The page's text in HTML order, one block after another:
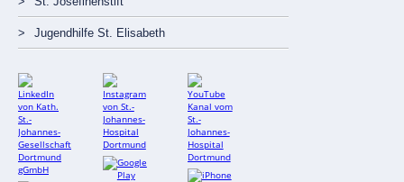
Jugendhilfe St. Elisabeth